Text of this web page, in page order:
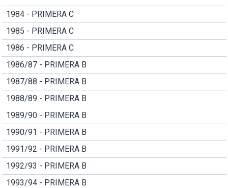
1984 - PRIMERA C
1985 - PRIMERA C
1986 - PRIMERA C
1986/87 - PRIMERA B
1987/88 - PRIMERA B
1988/89 - PRIMERA B
1989/90 - PRIMERA B
1990/91 - PRIMERA B
1991/92 - PRIMERA B
1992/93 - PRIMERA B
1993/94 - PRIMERA B